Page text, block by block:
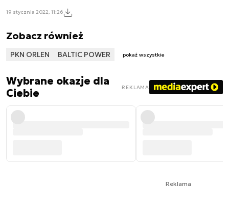
19 stycznia 2022, 11:26
Zobacz również
PKN ORLEN BALTIC POWER pokaż wszystkie
Wybrane okazje dla
Ciebie
REKLAMA
Reklama